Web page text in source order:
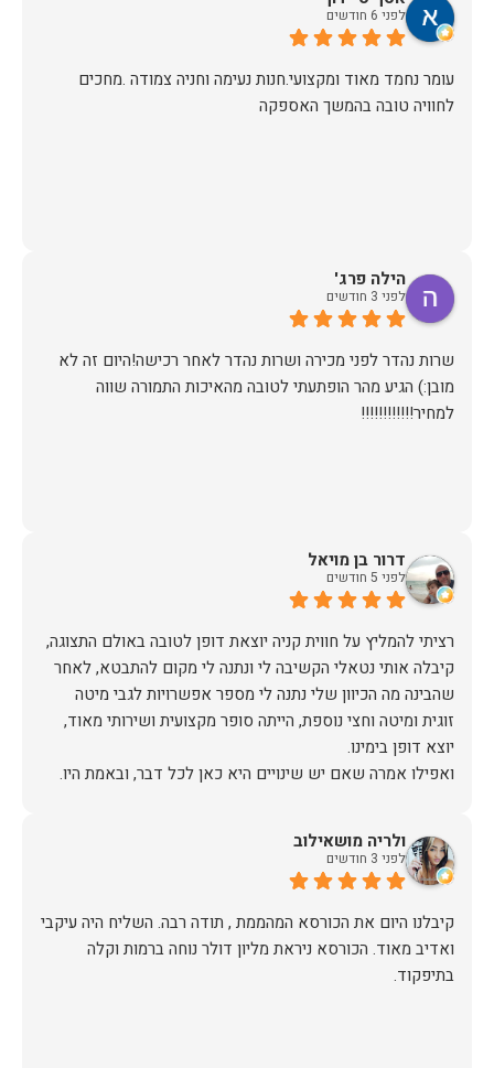
לפני 6 חודשים
עומר נחמד מאוד ומקצועי.חנות נעימה וחניה צמודה .מחכים
לחוויה טובה בהמשך האספקה
הילה פרג'
לפני 3 חודשים
שרות נהדר לפני מכירה ושרות נהדר לאחר רכישה!היום זה לא
מובן:) הגיע מהר הופתעתי לטובה מהאיכות התמורה שווה
למחיר!!!!!!!!!!!!
דרור בן מויאל
לפני 5 חודשים
רציתי להמליץ על חווית קניה יוצאת דופן לטובה באולם התצוגה,
קיבלה אותי נטאלי הקשיבה לי ונתנה לי מקום להתבטא, לאחר
שהבינה מה הכיוון שלי נתנה לי מספר אפשרויות לגבי מיטה
זוגית ומיטה וחצי נוספת, הייתה סופר מקצועית ושירותי מאוד,
תודה. ולריה מושאילוב
לפני 3 חודשים
קיבלנו היום את הכורסא המהממת , תודה רבה. השליח היה עיקבי
ואדיב מאוד. הכורסא ניראת מליון דולר נוחה ברמות וקלה
בתיפקוד.